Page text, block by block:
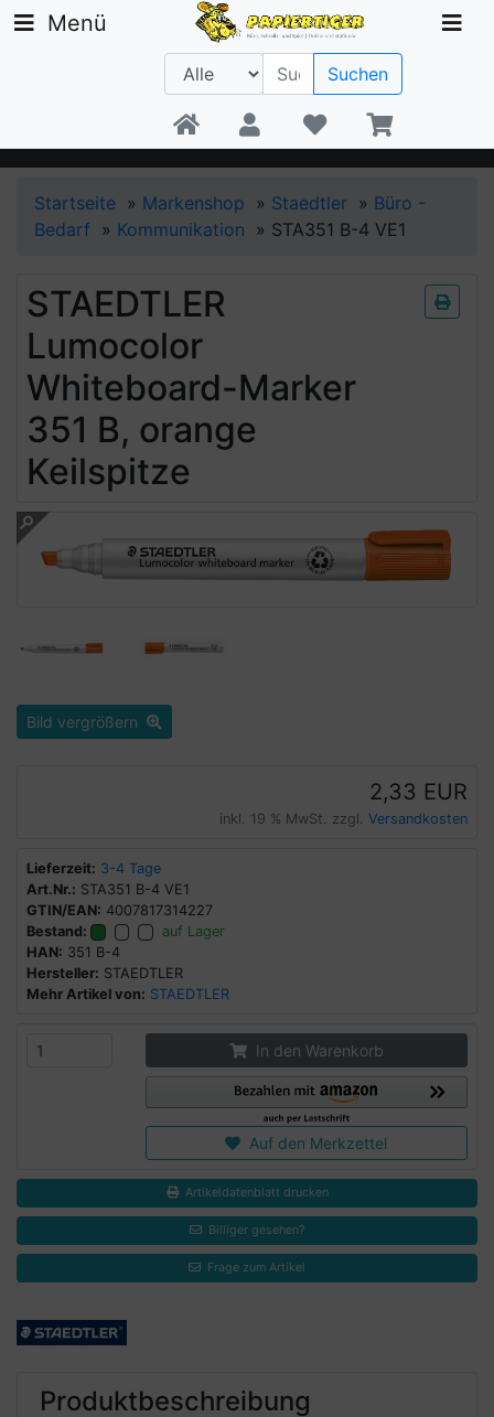
Beratung +49 30 1300 6481
Menü
Suchen
Startseite » Markenshop » Staedtler » Büro -
Bedarf » Kommunikation » STA351 B-4 VE1
STAEDTLER
Lumocolor
Whiteboard-Marker
351 B, orange
Keilspitze
Bild vergrößern
2,33 EUR
inkl. 19 % MwSt. zzgl. Versandkosten
Lieferzeit: 3-4 Tage
Art.Nr.: STA351 B-4 VE1
GTIN/EAN: 4007817314227
Bestand:
auf Lager
HAN: 351 B-4
Hersteller: STAEDTLER
Mehr Artikel von: STAEDTLER
In den Warenkorb
Auf den Merkzettel
Artikeldatenblatt drucken
Billiger gesehen?
Frage zum Artikel
Produktbeschreibung